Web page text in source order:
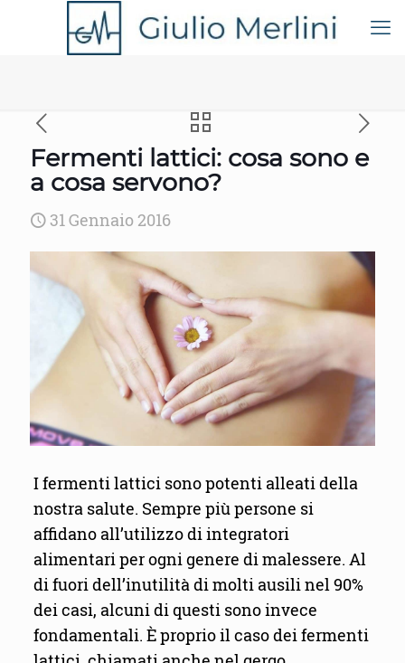
Fermenti lattici: cosa sono e
a cosa servono?
31 Gennaio 2016
I fermenti lattici sono potenti alleati della
nostra salute. Sempre più persone si
affidano all’utilizzo di integratori
alimentari per ogni genere di malessere. Al
di fuori dell’inutilità di molti ausili nel 90%
dei casi, alcuni di questi sono invece
fondamentali. È proprio il caso dei fermenti